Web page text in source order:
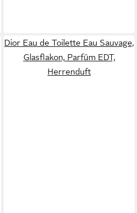
Dior Eau de Toilette Eau Sauvage,
Glasflakon, Parfüm EDT,
Herrenduft